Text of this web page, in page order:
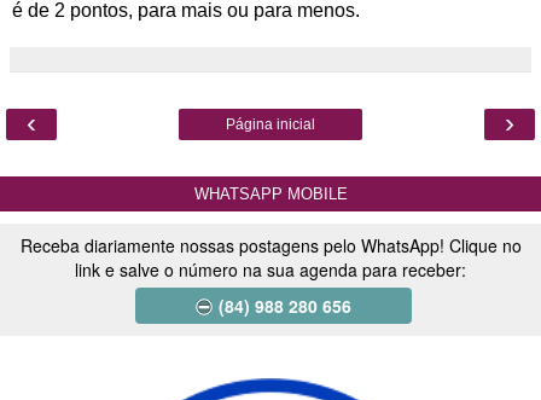
é de 2 pontos, para mais ou para menos.
‹ ›
Página inicial
WHATSAPP MOBILE
Receba diariamente nossas postagens pelo WhatsApp! Clique no
link e salve o número na sua agenda para receber:
(84) 988 280 656